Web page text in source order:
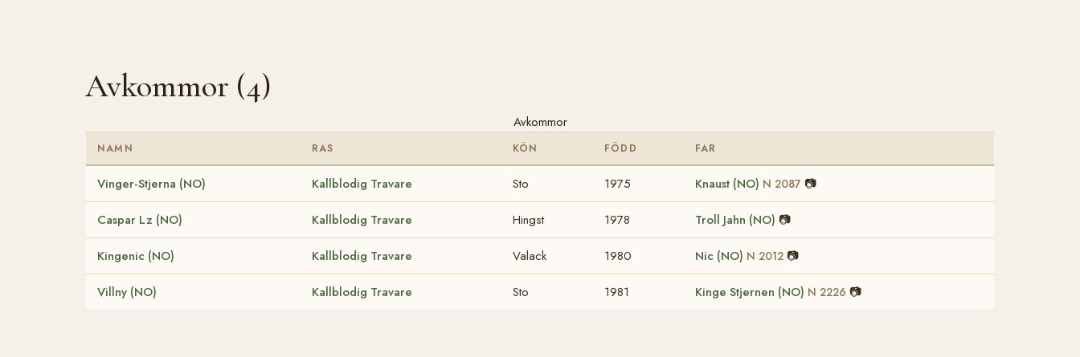
Avkommor (4)
Avkommor
NAMN RAS KÖN FÖDD FAR
Vinger-Stjerna (NO) Kallblodig Travare Sto 1975 Knaust (NO) N 2087 📷
Caspar Lz (NO) Kallblodig Travare Hingst 1978 Troll Jahn (NO) 📷
Kingenic (NO) Kallblodig Travare Valack 1980 Nic (NO) N 2012 📷
Villny (NO) Kallblodig Travare Sto 1981 Kinge Stjernen (NO) N 2226 📷